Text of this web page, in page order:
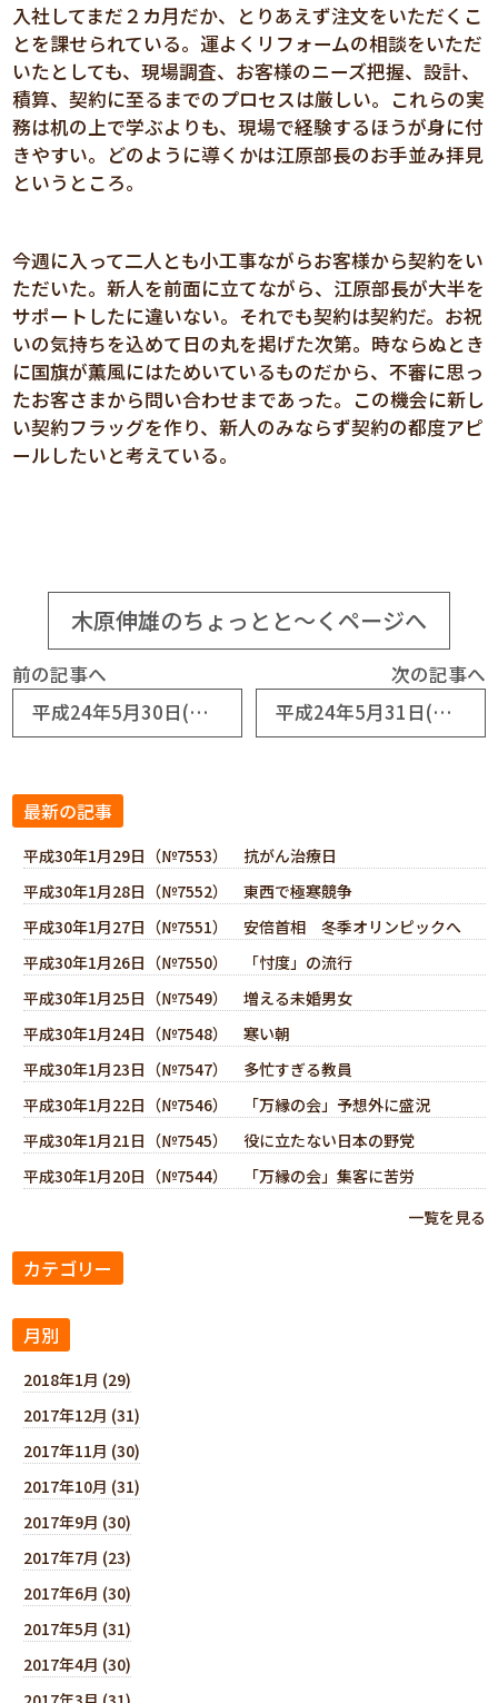
入社してまだ２カ月だか、とりあえず注文をいただくこ
とを課せられている。運よくリフォームの相談をいただ
いたとしても、現場調査、お客様のニーズ把握、設計、
積算、契約に至るまでのプロセスは厳しい。これらの実
務は机の上で学ぶよりも、現場で経験するほうが身に付
きやすい。どのように導くかは江原部長のお手並み拝見
というところ。
今週に入って二人とも小工事ながらお客様から契約をい
ただいた。新人を前面に立てながら、江原部長が大半を
サポートしたに違いない。それでも契約は契約だ。お祝
いの気持ちを込めて日の丸を掲げた次第。時ならぬとき
に国旗が薫風にはためいているものだから、不審に思っ
たお客さまから問い合わせまであった。この機会に新し
い契約フラッグを作り、新人のみならず契約の都度アピ
ールしたいと考えている。
木原伸雄のちょっとと～くページへ
前の記事へ
平成24年5月30日(No5641) 愚劣な茶番劇
次の記事へ
平成24年5月31日(No5642) 体調不良の克服
最新の記事
平成30年1月29日（№7553） 抗がん治療日
平成30年1月28日（№7552） 東西で極寒競争
平成30年1月27日（№7551） 安倍首相 冬季オリンピックへ
平成30年1月26日（№7550） 「忖度」の流行
平成30年1月25日（№7549） 増える未婚男女
平成30年1月24日（№7548） 寒い朝
平成30年1月23日（№7547） 多忙すぎる教員
平成30年1月22日（№7546） 「万縁の会」予想外に盛況
平成30年1月21日（№7545） 役に立たない日本の野党
平成30年1月20日（№7544） 「万縁の会」集客に苦労
一覧を見る
カテゴリー
月別
2018年1月 (29)
2017年12月 (31)
2017年11月 (30)
2017年10月 (31)
2017年9月 (30)
2017年7月 (23)
2017年6月 (30)
2017年5月 (31)
2017年4月 (30)